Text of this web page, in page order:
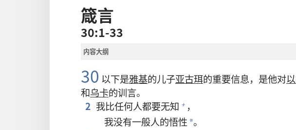
经
卷
箴言
30:1-33
内容大纲
30 以下是雅基的儿子亚古珥的重要信息，是他对
和乌卡的训言。
2 我比任何人都要无知 + ，
我没有一般人的悟性 *。